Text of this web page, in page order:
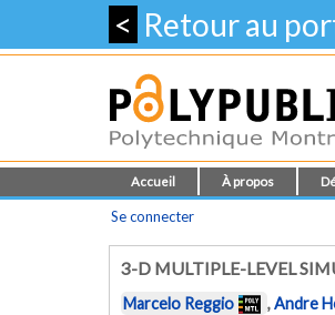
< Retour au
Accueil À propos
Se connecter
3-D MULTIPLE-LEVEL
Marcelo Reggio ,Andre